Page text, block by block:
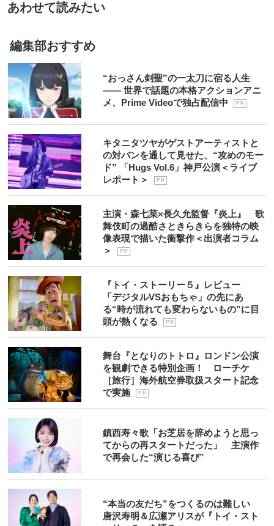
あわせて読みたい
編集部おすすめ
“おっさん剣聖”の一太刀に宿る人生
―― 世界で話題の本格アクションアニ
メ、Prime Videoで独占配信中
P R
キタニタツヤがゲストアーティストと
の対バンを通して見せた、“攻めのモー
ド” 「Hugs Vol.6」神戸公演＜ライブ
レポート＞
P R
主演・森七菜×長久允監督『炎上』 歌
舞伎町の過酷さときらきらを独特の映
像表現で描いた衝撃作＜出演者コラム
＞
P R
『トイ・ストーリー５』レビュー
「デジタルVSおもちゃ」の先にあ
る“時が流れても変わらないもの”に目
頭が熱くなる
P R
舞台『となりのトトロ』ロンドン公演
を観劇できる特別企画！ ローチケ
［旅行］海外航空券取扱スタート記念
で実施
P R
鎮西寿々歌「お芝居を辞めようと思っ
てからの再スタートだった」 主演作
で再会した“演じる喜び”
“本当の友だち”をつくるのは難しい
唐沢寿明＆広瀬アリスが『トイ・スト